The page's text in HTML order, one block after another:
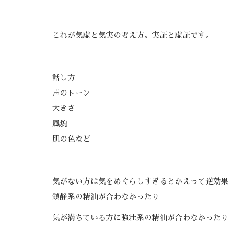
これが気虚と気実の考え方。実証と虚証です。
話し方
声のトーン
大きさ
風貌
肌の色など
気がない方は気をめぐらしすぎるとかえって逆効
鎮静系の精油が合わなかったり
気が満ちている方に強壮系の精油が合わなかったり